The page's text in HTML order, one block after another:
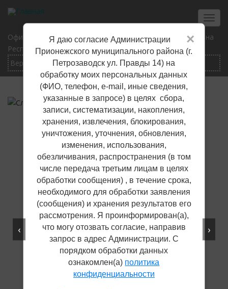
Перейти
основному
содержанию
×
Я даю согласие Администрации
Прионежского муниципального района (г.
Петрозаводск ул. Правды 14) на
обработку моих персональных данных
(ФИО, телефон, е-mail, иные сведения,
указанные в запросе) в целях сбора,
записи, систематизации, накопления,
хранения, извлечения, блокирования,
уничтожения, уточнения, обновления,
изменения, использования,
обезличивания, распространения (в том
числе передача третьим лицам в целях
обработки сообщения) , в течение срока,
необходимого для обработки заявления
(сообщения) и хранения результатов его
рассмотрения. Я проинформирован(а),
что могу отозвать согласие, направив
запрос в адрес Администрации. С
порядком обработки данных
ознакомлен(а) политика
конфиденциальности
Официальный сайт Прионежского муниципального района
Республики Карелия
‹ ›